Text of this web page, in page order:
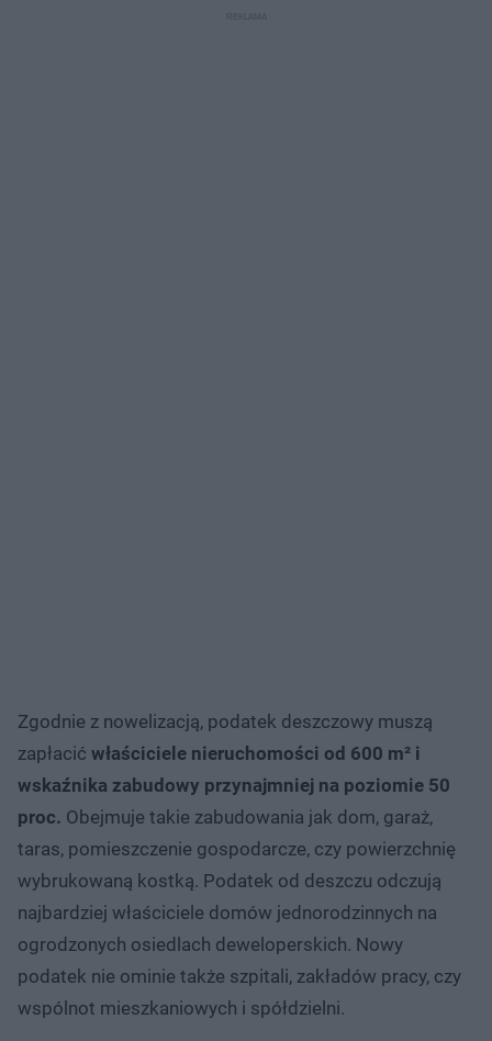
Zgodnie z nowelizacją, podatek deszczowy muszą
zapłacić właściciele nieruchomości od 600 m² i
wskaźnika zabudowy przynajmniej na poziomie 50
proc. Obejmuje takie zabudowania jak dom, garaż,
taras, pomieszczenie gospodarcze, czy powierzchnię
wybrukowaną kostką. Podatek od deszczu odczują
najbardziej właściciele domów jednorodzinnych na
ogrodzonych osiedlach deweloperskich. Nowy
podatek nie ominie także szpitali, zakładów pracy, czy
wspólnot mieszkaniowych i spółdzielni.